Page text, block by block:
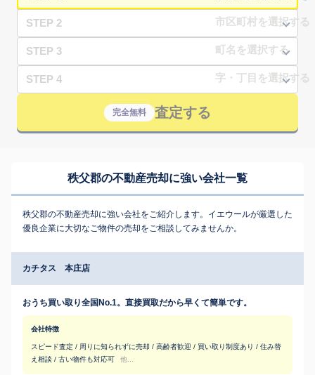
STEP 2
STEP 3
STEP 4
完全無料 査定する
秩父郡の不動産売却に強い会社一覧
秩父郡の不動産売却に強い会社をご紹介します。イエウールが厳選した
優良企業に大切なご物件の売却をご相談してみませんか。
カチタス 本庄店
おうち買い取り全国No.1。直接買取だから早くて簡単です。
会社特徴
スピード査定 / 周りに知られずに売却 / 高齢者歓迎 / 買い取り制度あり / 住み替
え相談 / 古い物件も対応可
他...